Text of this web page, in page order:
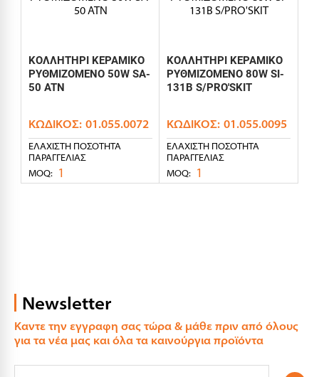
ΚΟΛΛΗΤΗΡΙ ΚΕΡΑΜΙΚΟ
ΡΥΘΜΙΖΟΜΕΝΟ 50W SA-
50 ATN
ΚΩΔΙΚΌΣ: 01.055.0072
ΕΛΆΧΙΣΤΗ ΠΟΣΌΤΗΤΑ
ΠΑΡΑΓΓΕΛΊΑΣ
MOQ: 1
ΚΟΛΛΗΤΗΡΙ ΚΕΡΑΜΙΚΟ
ΡΥΘΜΙΖΟΜΕΝΟ 80W SI-
131B S/PRO'SKIT
ΚΩΔΙΚΌΣ: 01.055.0095
ΕΛΆΧΙΣΤΗ ΠΟΣΌΤΗΤΑ
ΠΑΡΑΓΓΕΛΊΑΣ
MOQ: 1
Newsletter
Καντε την εγγραφη σας τώρα & μάθε πριν από όλους
για τα νέα μας και όλα τα καινούργια προϊόντα